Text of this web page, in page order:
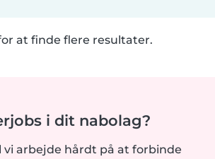
at finde flere resultater.
i dit nabolag?
vi arbejde hårdt på at forbinde